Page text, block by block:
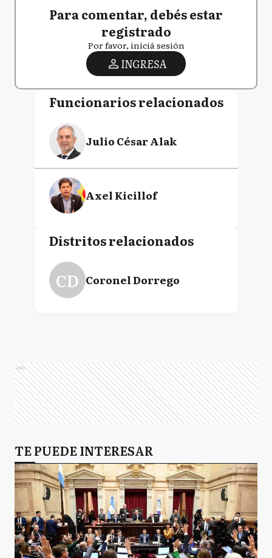
Para comentar, debés estar
registrado
Por favor, iniciá sesión
INGRESA
Funcionarios relacionados
Julio César Alak
Axel Kicillof
Distritos relacionados
CD Coronel Dorrego
Ads
TE PUEDE INTERESAR